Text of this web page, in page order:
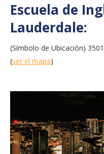
Escuela de
Lauderdale:
(Símbolo de Ubicación)
(ver el mapa)